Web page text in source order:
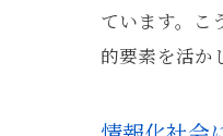
ています。こ
的要素を活か